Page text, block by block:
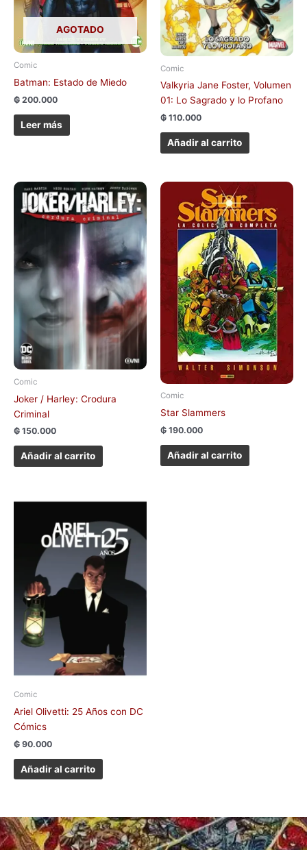
AGOTADO
Comic
Batman: Estado de Miedo
₲ 200.000
Leer más
Comic
Valkyria Jane Foster, Volumen
01: Lo Sagrado y lo Profano
₲ 110.000
Añadir al carrito
Comic
Joker / Harley: Crodura
Criminal
₲ 150.000
Añadir al carrito
Comic
Star Slammers
₲ 190.000
Añadir al carrito
Comic
Ariel Olivetti: 25 Años con DC
Cómics
₲ 90.000
Añadir al carrito